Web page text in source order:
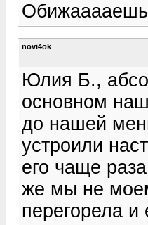
novi4ok
Юлия Б.,
основном
до нашей
устроили
его чаще
же мы не
перегорела